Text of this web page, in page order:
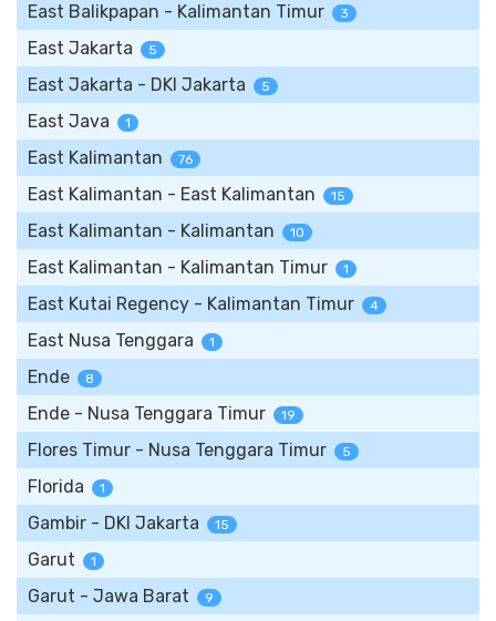
East Balikpapan - Kalimantan Timur 3
East Jakarta 5
East Jakarta - DKI Jakarta 5
East Java 1
East Kalimantan 76
East Kalimantan - East Kalimantan 15
East Kalimantan - Kalimantan 10
East Kalimantan - Kalimantan Timur 1
East Kutai Regency - Kalimantan Timur 4
East Nusa Tenggara 1
Ende 8
Ende - Nusa Tenggara Timur 19
Flores Timur - Nusa Tenggara Timur 5
Florida 1
Gambir - DKI Jakarta 15
Garut 1
Garut - Jawa Barat 9